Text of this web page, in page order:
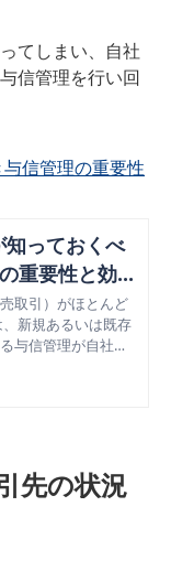
てしまい、自社
信管理を行い回
信管理の重要性
っておくべ
重要性と効果
取引）がほとんど
新規あるいは既存
与信管理が自社の
することがある。B
先の状況